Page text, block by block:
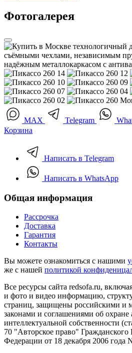
Фотогалерея
MAX Telegram
Корзина
Написать в Telegram
Написать в WhatsApp
Общая информация
Рассрочка
Доставка
Гарантия
Контакты
Вы можете ознакомиться с нашими
же с нашей политикой
Все ресурсы сайта redsofa.ru,
и фото и видео информацию,
страниц, защищены российскими и
законами и соглашениями об охране
интеллектуальной собственности
70 "Авторское право" Гражданского
Федерации от 18 декабря 2006 года